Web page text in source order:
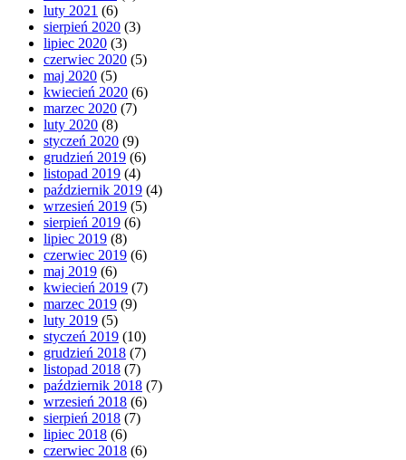
luty 2021 (6)
sierpień 2020 (3)
lipiec 2020 (3)
czerwiec 2020 (5)
maj 2020 (5)
kwiecień 2020 (6)
marzec 2020 (7)
luty 2020 (8)
styczeń 2020 (9)
grudzień 2019 (6)
listopad 2019 (4)
październik 2019 (4)
wrzesień 2019 (5)
sierpień 2019 (6)
lipiec 2019 (8)
czerwiec 2019 (6)
maj 2019 (6)
kwiecień 2019 (7)
marzec 2019 (9)
luty 2019 (5)
styczeń 2019 (10)
grudzień 2018 (7)
listopad 2018 (7)
październik 2018 (7)
wrzesień 2018 (6)
sierpień 2018 (7)
lipiec 2018 (6)
czerwiec 2018 (6)